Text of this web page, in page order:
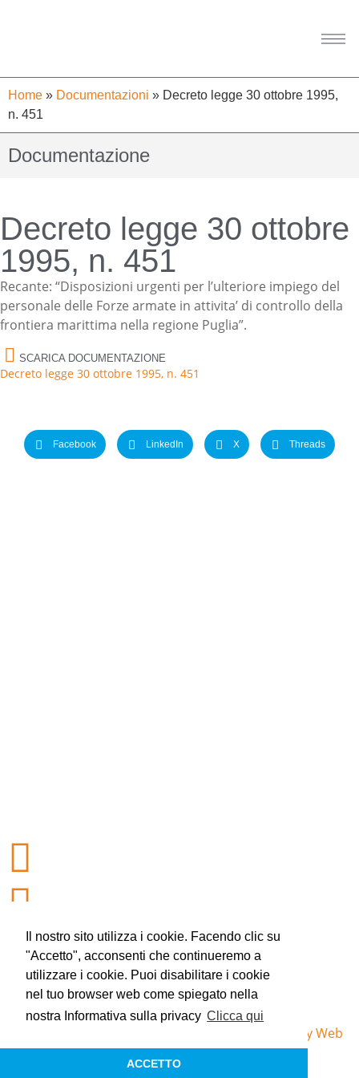
Il nostro sito utilizza i cookie. Facendo clic su
"Accetto", acconsenti che continueremo a
utilizzare i cookie. Puoi disabilitare i cookie
nel tuo browser web come spiegato nella
nostra Informativa sulla privacy Clicca qui
ACCETTO
Home » Documentazioni » Decreto legge 30 ottobre 1995,
n. 451
Documentazione
Decreto legge 30 ottobre
1995, n. 451
Recante: “Disposizioni urgenti per l’ulteriore impiego del
personale delle Forze armate in attivita’ di controllo della
frontiera marittima nella regione Puglia”.
SCARICA DOCUMENTAZIONE
Decreto legge 30 ottobre 1995, n. 451
Facebook LinkedIn X Threads
Privacy Policy
by Web
Studio S.r.l.